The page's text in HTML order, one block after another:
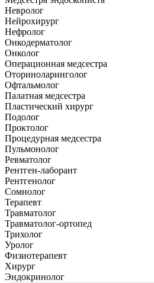
Невролог
Нейрохирург
Нефролог
Онкодерматолог
Онколог
Операционная медсестра
Оториноларинголог
Офтальмолог
Палатная медсестра
Пластический хирург
Подолог
Проктолог
Процедурная медсестра
Пульмонолог
Ревматолог
Рентген-лаборант
Рентгенолог
Сомнолог
Терапевт
Травматолог
Травматолог-ортопед
Трихолог
Уролог
Физиотерапевт
Хирург
Эндокринолог